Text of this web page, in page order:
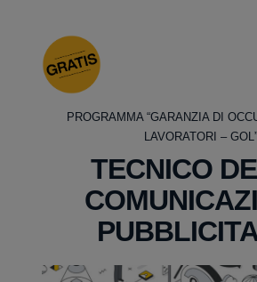
PROGRAMMA “GARANZIA DI
LAVORATORI – GOL”
TECNICO